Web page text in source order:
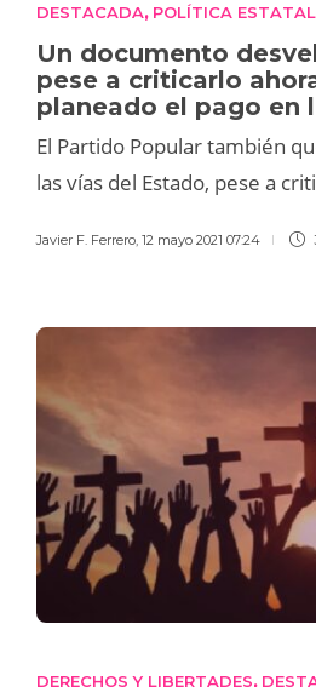
DESTACADA, POLÍTICA ESTATAL
Un documento
pese a criticarlo
planeado el pago en
El Partido Popular también
las vías del Estado, pese a
Javier F. Ferrero 12 mayo 2021 07:24
DERECHOS Y LIBERTADES,